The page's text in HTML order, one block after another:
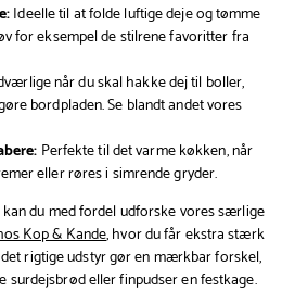
Ideelle til at folde luftige deje og tømme
for eksempel de stilrene favoritter fra
når du skal hakke dej til boller,
bordpladen. Se blandt andet vores
Perfekte til det varme køkken, når
eller røres i simrende gryder.
du med fordel udforske vores særlige
Kop & Kande, hvor du får ekstra stærk
rigtige udstyr gør en mærkbar forskel,
surdejsbrød eller finpudser en festkage.